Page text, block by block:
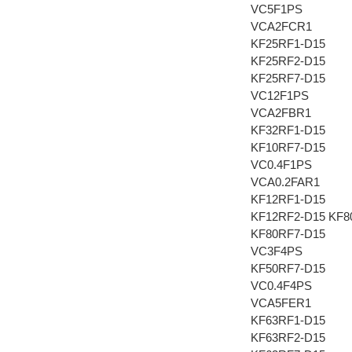
VC5F1PS
VCA2FCR1
KF25RF1-D15
KF25RF2-D15
KF25RF7-D15
VC12F1PS
VCA2FBR1
KF32RF1-D15
KF10RF7-D15
VC0.4F1PS
VCA0.2FAR1
KF12RF1-D15
KF12RF2-D15
KF80RF7-D15
VC3F4PS
KF50RF7-D15
VC0.4F4PS
VCA5FER1
KF63RF1-D15
KF63RF2-D15